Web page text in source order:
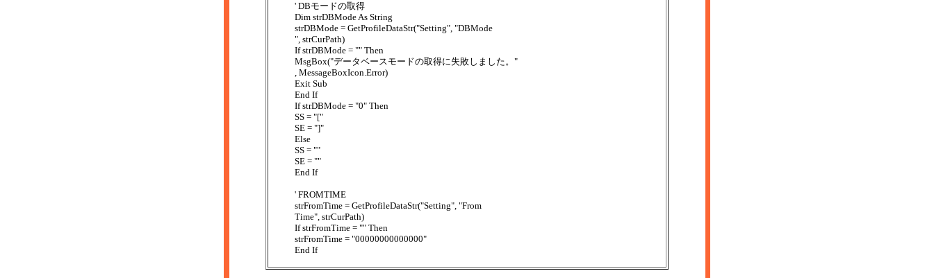
' DBモードの取得
Dim strDBMode As String
strDBMode = GetProfileDataStr("Setting", "DBMode
", strCurPath)
If strDBMode = "" Then
MsgBox("データベースモードの取得に失敗しました。"
, MessageBoxIcon.Error)
Exit Sub
End If
If strDBMode = "0" Then
SS = "["
SE = "]"
Else
SS = ""
SE = ""
End If
' FROMTIME
strFromTime = GetProfileDataStr("Setting", "From
Time", strCurPath)
If strFromTime = "" Then
strFromTime = "00000000000000"
End If